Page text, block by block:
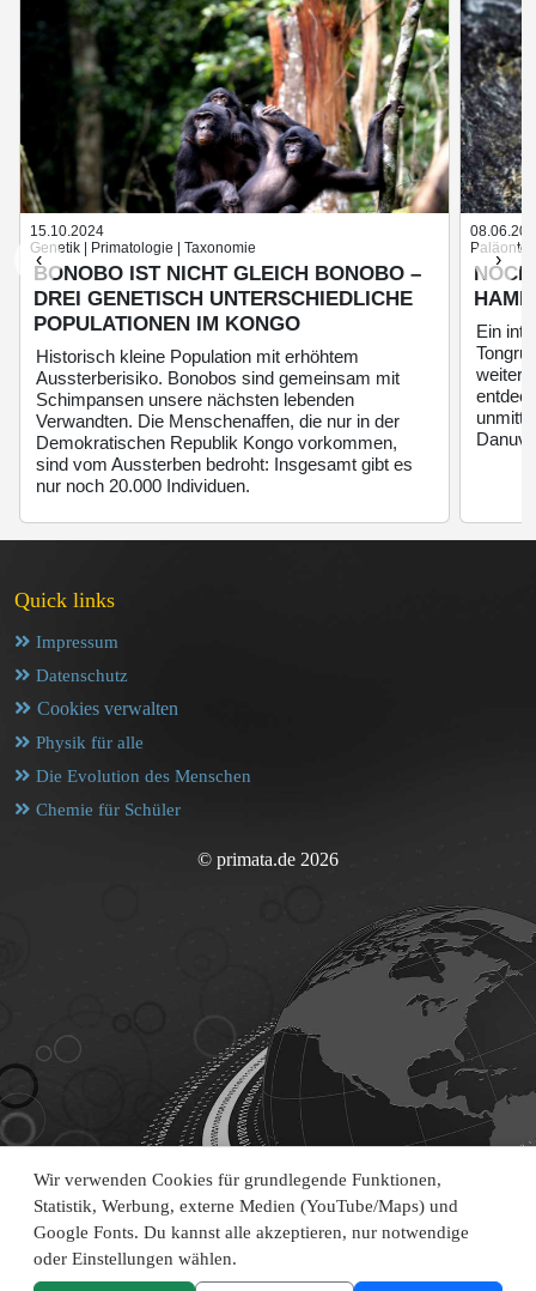
Wir verwenden Cookies für grundlegende Funktionen,
Statistik, Werbung, externe Medien (YouTube/Maps) und
Google Fonts. Du kannst alle akzeptieren, nur notwendige
oder Einstellungen wählen.
‹
15.10.2024
Genetik | Primatologie | Taxonomie
BONOBO IST NICHT GLEICH BONOBO –
DREI GENETISCH UNTERSCHIEDLICHE
POPULATIONEN IM KONGO
Historisch kleine Population mit erhöhtem
Aussterberisiko. Bonobos sind gemeinsam mit
Schimpansen unsere nächsten lebenden
Verwandten. Die Menschenaffen, die nur in der
Demokratischen Republik Kongo vorkommen,
sind vom Aussterben bedroht: Insgesamt gibt es
nur noch 20.000 Individuen.
Ein
›
Quick links
Impressum
Datenschutz
Cookies verwalten
Physik für alle
Die Evolution des Menschen
Chemie für Schüler
© primata.de 2026